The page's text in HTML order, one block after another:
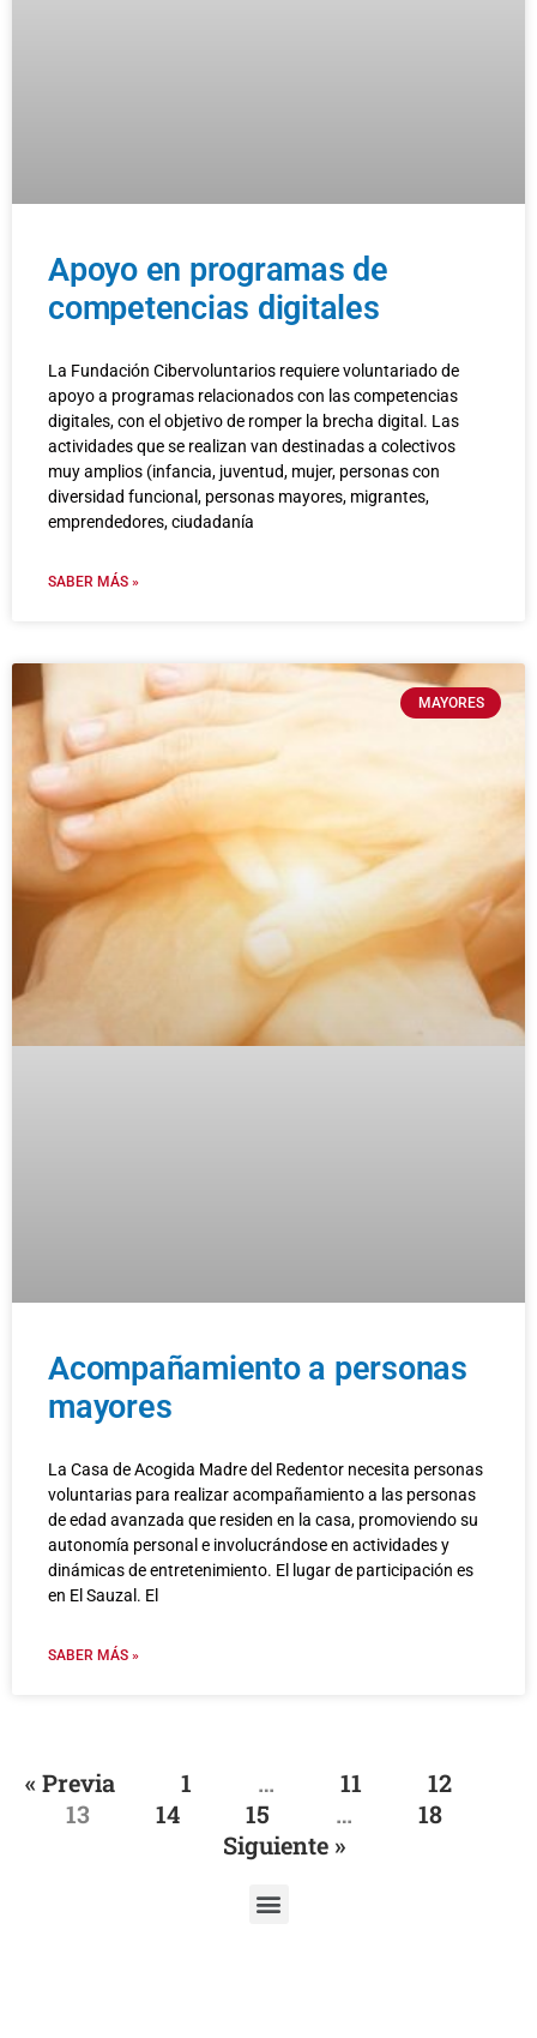
Apoyo en programas de
competencias digitales
La Fundación Cibervoluntarios requiere voluntariado de
apoyo a programas relacionados con las competencias
digitales, con el objetivo de romper la brecha digital. Las
actividades que se realizan van destinadas a colectivos
muy amplios (infancia, juventud, mujer, personas con
diversidad funcional, personas mayores, migrantes,
emprendedores, ciudadanía
SABER MÁS »
MAYORES
Acompañamiento a personas
mayores
La Casa de Acogida Madre del Redentor necesita personas
voluntarias para realizar acompañamiento a las personas
de edad avanzada que residen en la casa, promoviendo su
autonomía personal e involucrándose en actividades y
dinámicas de entretenimiento. El lugar de participación es
en El Sauzal. El
SABER MÁS »
« Previa 1 … 11
12
13
14 15 …
18
Siguiente »